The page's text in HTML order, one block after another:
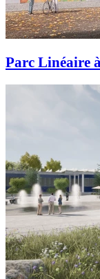
Parc Linéaire